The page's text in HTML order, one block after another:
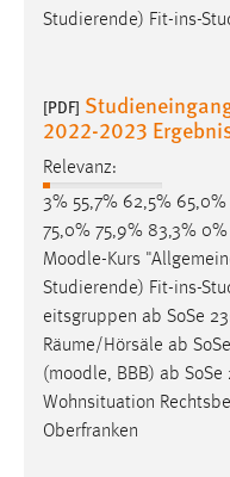
Studierende) Fit-ins-
[PDF]
2022-2023
Relevanz:
3% 55,7% 62,5%
75,0% 75,9% 83,3%
Moodle-Kurs
Studierende) Fit-ins-
eitsgruppen ab SoSe
Räume/Hörsäle ab
(moodle, BBB) ab
Wohnsituation
Oberfranken
Conversion-Tracking
3 Monate
Facebook Pixel
Name:
_fbp
Anbieter:
Zweck:
Conversion-Tracking
Cookie Laufzeit: